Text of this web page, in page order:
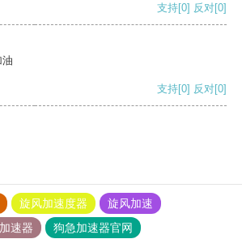
支持[0] 反对[0]
支持[0] 反对[0]
旋风加速度器
旋风加速
速器
狗急加速器官网